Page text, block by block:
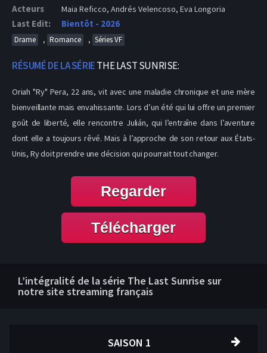
Acteurs Maia Reficco, Andrés Velencoso, Eva Longoria
Last Edit: Bientôt - 2026
Drame , Romance , Séries VF
RÉSUMÉ DE LA SÉRIETHE LAST SUNRISE:
Oriah "Ry" Pera, 22 ans, vit avec une maladie chronique et une mère
bienveillante mais envahissante. Lors d’un été qui lui offre un premier
goût de liberté, elle rencontre Julián, qui l’entraîne dans l’aventure
dont elle a toujours rêvé. Mais à l’approche de son retour aux États-
Unis, Ry doit prendre une décision qui pourrait tout changer.
Regarder
Télécharger
L’intégralité de la série The Last Sunrise sur
notre site streaming français
SAISON 1